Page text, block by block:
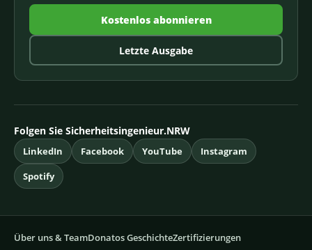
Kostenlos abonnieren
Letzte Ausgabe
Folgen Sie Sicherheitsingenieur.NRW
LinkedIn Facebook YouTube
Instagram
Spotify
Über uns & TeamDonatos GeschichteZertifizierungen